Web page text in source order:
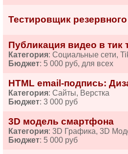
Тестировщик
Публикация видео в тик
Категория: Социальные сети,
Бюджет: 5 000 руб, для всех
HTML email-подпись:
Категория: Сайты, Верстка
Бюджет: 3 000 руб
3D модель смартфона
Категория: 3D Графика, 3D
Бюджет: 5 000 руб